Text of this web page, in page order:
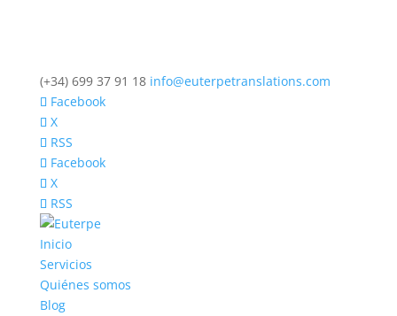
(+34) 699 37 91 18 info@euterpetranslations.com
Facebook
X
RSS
Facebook
X
RSS
Inicio
Servicios
Quiénes somos
Blog